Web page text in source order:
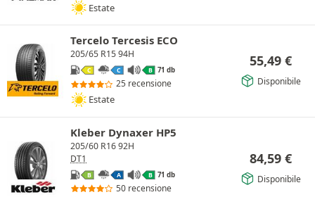
Estate
Tercelo Tercesis ECO
205/65 R15 94H
C C B 71 db
25 recensione
Estate
55,49 €
Disponibile
Kleber Dynaxer HP5
205/60 R16 92H
DT1
B A B 71 db
50 recensione
84,59 €
Disponibile